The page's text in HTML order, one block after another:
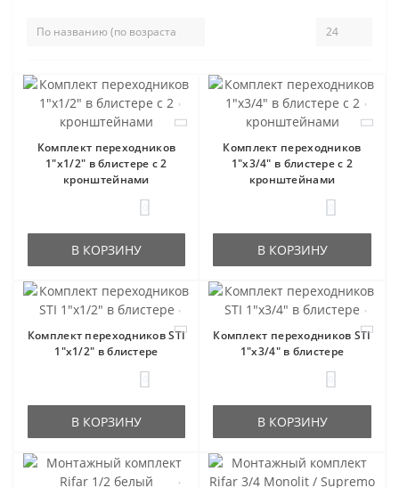
товары нашего магазина.
Комплект переходников
1"х1/2" в блистере с 2
кронштейнами
В КОРЗИНУ
Комплект переходников
1"х3/4" в блистере с 2
кронштейнами
В КОРЗИНУ
Комплект переходников STI
1"х1/2" в блистере
В КОРЗИНУ
Комплект переходников STI
1"х3/4" в блистере
В КОРЗИНУ